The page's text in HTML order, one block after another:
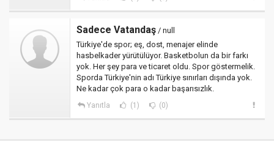
Sadece Vatandaş / null
Türkiye'de spor; eş, dost, menajer elinde
hasbelkader yürütülüyor. Basketbolun da bir farkı
yok. Her şey para ve ticaret oldu. Spor göstermelik.
Sporda Türkiye'nin adı Türkiye sınırları dışında yok.
Ne kadar çok para o kadar başarısızlık.
Yanıtla (1) (0)